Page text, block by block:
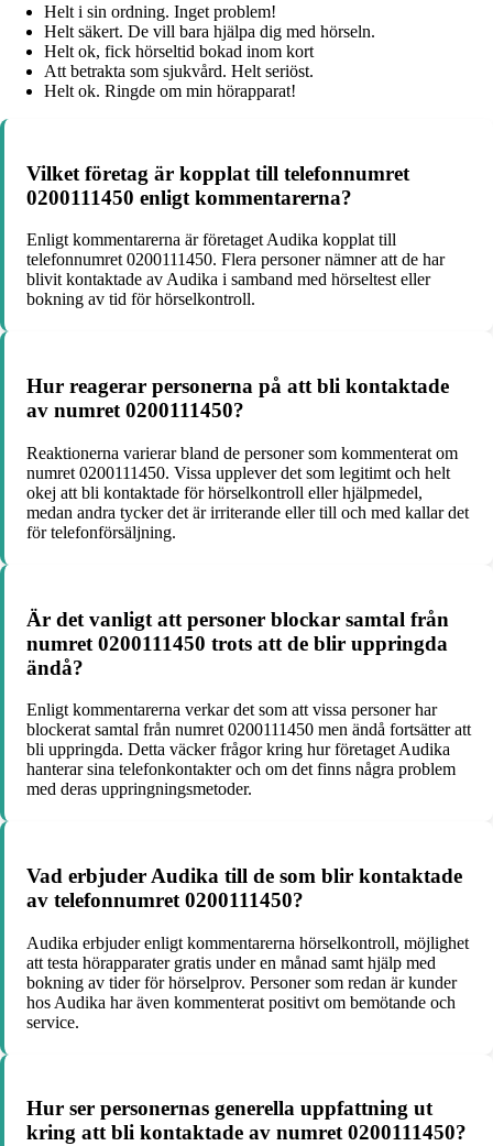
Helt i sin ordning. Inget problem!
Helt säkert. De vill bara hjälpa dig med hörseln.
Helt ok, fick hörseltid bokad inom kort
Att betrakta som sjukvård. Helt seriöst.
Helt ok. Ringde om min hörapparat!
Vilket företag är kopplat till telefonnumret
0200111450 enligt kommentarerna?
Enligt kommentarerna är företaget Audika kopplat till
telefonnumret 0200111450. Flera personer nämner att de har
blivit kontaktade av Audika i samband med hörseltest eller
bokning av tid för hörselkontroll.
Hur reagerar personerna på att bli kontaktade
av numret 0200111450?
Reaktionerna varierar bland de personer som kommenterat om
numret 0200111450. Vissa upplever det som legitimt och helt
okej att bli kontaktade för hörselkontroll eller hjälpmedel,
medan andra tycker det är irriterande eller till och med kallar det
för telefonförsäljning.
Är det vanligt att personer blockar samtal från
numret 0200111450 trots att de blir uppringda
ändå?
Enligt kommentarerna verkar det som att vissa personer har
blockerat samtal från numret 0200111450 men ändå fortsätter att
bli uppringda. Detta väcker frågor kring hur företaget Audika
hanterar sina telefonkontakter och om det finns några problem
med deras uppringningsmetoder.
Vad erbjuder Audika till de som blir kontaktade
av telefonnumret 0200111450?
Audika erbjuder enligt kommentarerna hörselkontroll, möjlighet
att testa hörapparater gratis under en månad samt hjälp med
bokning av tider för hörselprov. Personer som redan är kunder
hos Audika har även kommenterat positivt om bemötande och
service.
Hur ser personernas generella uppfattning ut
kring att bli kontaktade av numret 0200111450?